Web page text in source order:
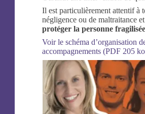
Il est particulièrement attentif à
négligence ou de maltraitance
protéger la personne fragilisée
Voir le schéma d’organisation
accompagnements (PDF 205